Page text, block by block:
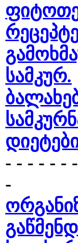
სამკურ.
- - - - - -
-